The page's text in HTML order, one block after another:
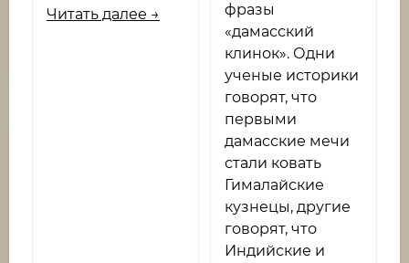
Читать далее →
фразы
«дамасский
клинок». Одни
ученые историки
говорят, что
первыми
дамасские мечи
стали ковать
Гималайские
кузнецы, другие
говорят, что
Индийские и